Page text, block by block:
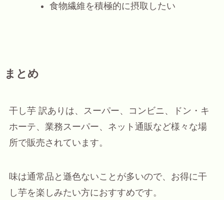
食物繊維を積極的に摂取したい
まとめ
干し芋 訳ありは、スーパー、コンビニ、ドン・キ
ホーテ、業務スーパー、ネット通販など様々な場
所で販売されています。
味は通常品と遜色ないことが多いので、お得に干
し芋を楽しみたい方におすすめです。